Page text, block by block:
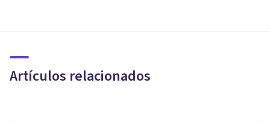
Artículos relacionados
hormona en tu cuerpo y mente